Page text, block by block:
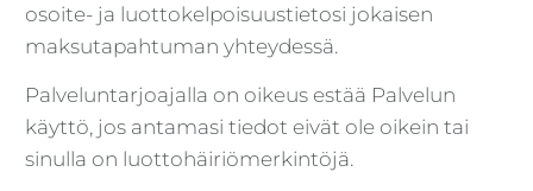
osoite- ja luottokelpoisuustietosi jokaisen
maksutapahtuman yhteydessä.
Palveluntarjoajalla on oikeus estää Palvelun
käyttö, jos antamasi tiedot eivät ole oikein tai
sinulla on luottohäiriömerkintöjä.